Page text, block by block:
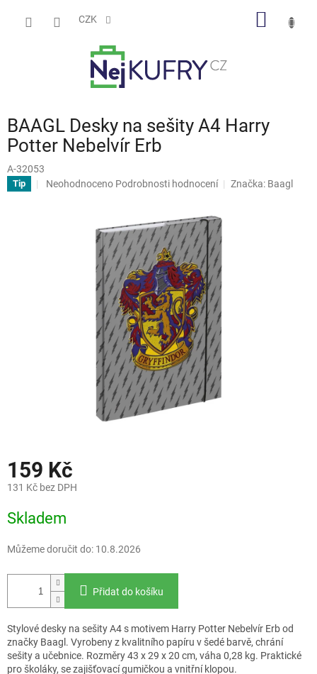
CZK
BAAGL Desky na sešity A4 Harry
Potter Nebelvír Erb
A-32053
Tip
Průměrné
Neohodnoceno Podrobnosti hodnocení Značka: Baagl
159 Kč
131 Kč bez DPH
cena:
Skladem
Můžeme doručit do: 10.8.2026
Přidat do košíku
Stylové desky na sešity A4 s motivem Harry Potter Nebelvír Erb od
značky Baagl. Vyrobeny z kvalitního papíru v šedé barvě, chrání
sešity a učebnice. Rozměry 43 x 29 x 20 cm, váha 0,28 kg. Praktické
pro školáky, se zajišťovací gumičkou a vnitřní klopou.